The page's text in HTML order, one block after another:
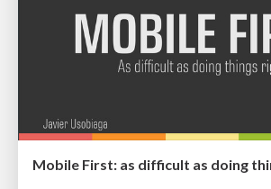
Mobile First: as difficult as doing